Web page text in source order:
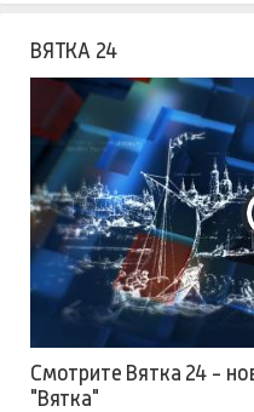
ВЯТКА 24
Смотрите Вятка 24 -
"Вятка"